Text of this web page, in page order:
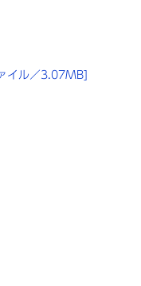
イル／3.07MB]